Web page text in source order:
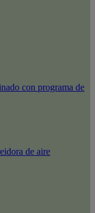
con programa de
de aire